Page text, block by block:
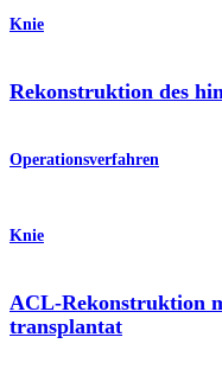
Knie
Rekonstruktion des
Operationsverfahren
Knie
ACL-Rekonstruktion
transplantat